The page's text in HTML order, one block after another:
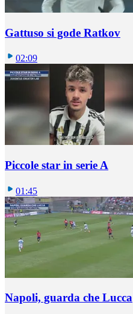
Gattuso si gode Ratkov
02:09
Piccole star in serie A
01:45
Napoli, guarda che Lucca